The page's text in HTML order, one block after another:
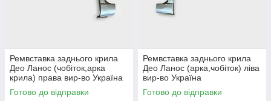
Ремвставка заднього крила
Део Ланос (чобіток,арка
крила) права вир-во Україна
Готово до відправки
Ремвставка заднього крила
Део Ланос (арка,чобіток) ліва
вир-во Україна
Готово до відправки